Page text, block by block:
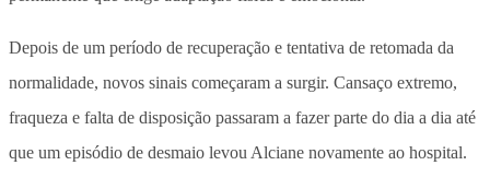
Depois de um período de recuperação e tentativa de retomada da
normalidade, novos sinais começaram a surgir. Cansaço extremo,
fraqueza e falta de disposição passaram a fazer parte do dia a dia até
que um episódio de desmaio levou Alciane novamente ao hospital.